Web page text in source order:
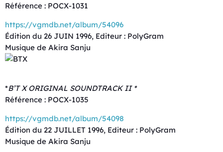
Référence : POCX-1031
https://vgmdb.net/album/54096
Édition du 26 JUIN 1996, Editeur : PolyGram
Musique de Akira Sanju
*B’T X ORIGINAL SOUNDTRACK II *
Référence : POCX-1035
https://vgmdb.net/album/54098
Édition du 22 JUILLET 1996, Editeur : PolyGram
Musique de Akira Sanju